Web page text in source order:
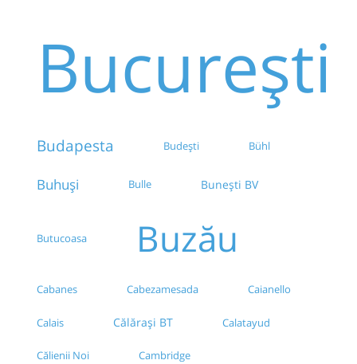
București
Budapesta Budești Bühl
Buhuși Bulle Bunești BV
Butucoasa Buzău
Cabanes Cabezamesada Caianello
Calais Călărași BT Calatayud
Călienii Noi Cambridge